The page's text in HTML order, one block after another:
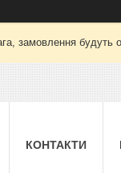
замовлення будуть
КОНТАКТИ